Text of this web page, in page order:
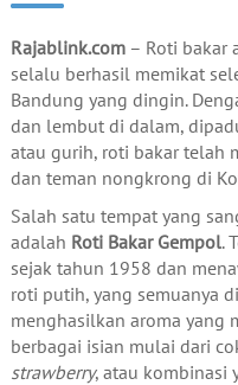
Rajablink.com– Roti bakar
selalu berhasil memikat
Bandung yang dingin.
dan lembut di dalam,
atau gurih, roti bakar telah
dan teman nongkrong di
Salah satu tempat yang
adalah Roti Bakar Gempol.
sejak tahun 1958 dan
roti putih, yang semuanya
menghasilkan aroma yang
berbagai isian mulai dari
strawberry, atau kombinasi